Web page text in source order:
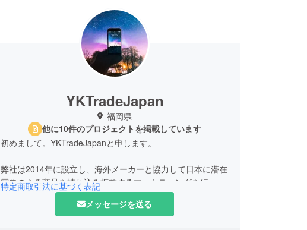
YKTradeJapan
福岡県
他に10件のプロジェクトを掲載しています
初めまして。YKTradeJapanと申します。
弊社は2014年に設立し、海外メーカーと協力して日本に潜在
需要のある商品を持ち込み拡散するマーケティングを行って
おります。
特定商取引法に基づく表記
メッセージを送る